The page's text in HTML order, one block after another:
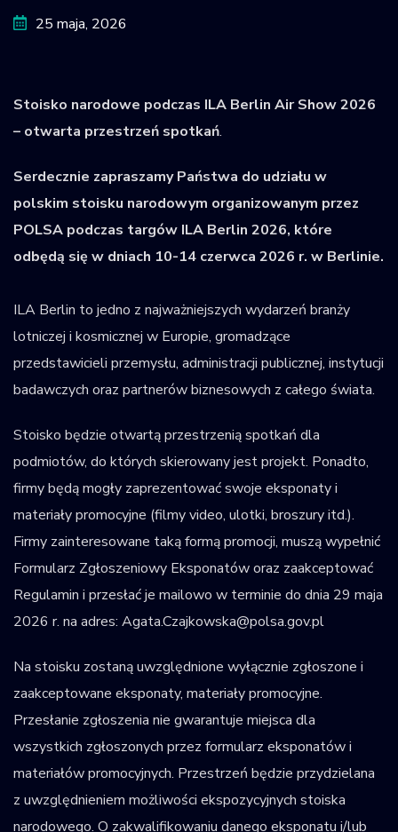
Kosmicznych
25 maja, 2026
Stoisko narodowe podczas ILA Berlin Air Show 2026
– otwarta przestrzeń spotkań.
Serdecznie zapraszamy Państwa do udziału w
polskim stoisku narodowym organizowanym przez
POLSA podczas targów ILA Berlin 2026, które
odbędą się w dniach 10-14 czerwca 2026 r. w Berlinie.
ILA Berlin to jedno z najważniejszych wydarzeń branży
lotniczej i kosmicznej w Europie, gromadzące
przedstawicieli przemysłu, administracji publicznej, instytucji
badawczych oraz partnerów biznesowych z całego świata.
Stoisko będzie otwartą przestrzenią spotkań dla
podmiotów, do których skierowany jest projekt. Ponadto,
firmy będą mogły zaprezentować swoje eksponaty i
materiały promocyjne (filmy video, ulotki, broszury itd.).
Firmy zainteresowane taką formą promocji, muszą wypełnić
Formularz Zgłoszeniowy Eksponatów oraz zaakceptować
Regulamin i przesłać je mailowo w terminie do dnia 29 maja
2026 r. na adres: Agata.Czajkowska@polsa.gov.pl
Na stoisku zostaną uwzględnione wyłącznie zgłoszone i
zaakceptowane eksponaty, materiały promocyjne.
Przesłanie zgłoszenia nie gwarantuje miejsca dla
wszystkich zgłoszonych przez formularz eksponatów i
materiałów promocyjnych. Przestrzeń będzie przydzielana
z uwzględnieniem możliwości ekspozycyjnych stoiska
narodowego. O zakwalifikowaniu danego eksponatu i/lub